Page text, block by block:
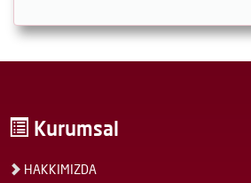
Kurumsal
HAKKIMIZDA